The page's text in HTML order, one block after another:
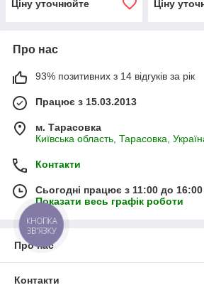
Ціну уточнюйте Ціну
Про нас
93% позитивних з 14 відгуків за рік
Працює з 15.03.2013
м. Тарасовка
Київська область, Тарасовка,
Контакти
Сьогодні працює з 11:00 до 16:00
Показати весь графік роботи
Про нас
Контакти
КНОПКА
ЗВ'ЯЗКУ